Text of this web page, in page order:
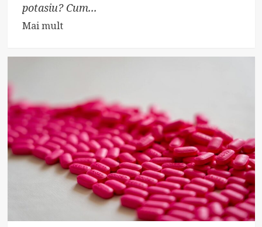
potasiu? Cum...
Mai multRead
about
nitriți
de
potasiu:
cauze,
simptome
și
tratament